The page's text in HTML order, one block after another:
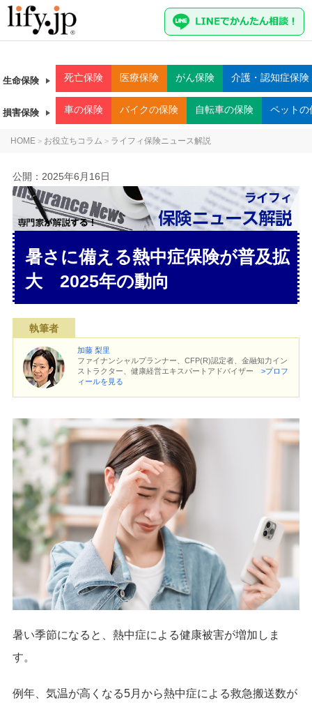
生命保険 死亡保険 医療保険 がん保険 介護・認知症保険
損害保険 車の保険 バイクの保険 自転車の保険 ペットの
HOME > お役立ちコラム > ライフィ保険ニュース解説
公開： 2025年6月16日
暑さに備える熱中症保険が普及拡
大 2025年の動向
執筆者
加藤 梨里
ファイナンシャルプランナー、CFP(R)認定者、金融知力イン
ストラクター、健康経営エキスパートアドバイザー >プロフ
ィールを見る
暑い季節になると、熱中症による健康被害が増加しま
す。
例年、気温が高くなる5月から熱中症による救急搬送数が